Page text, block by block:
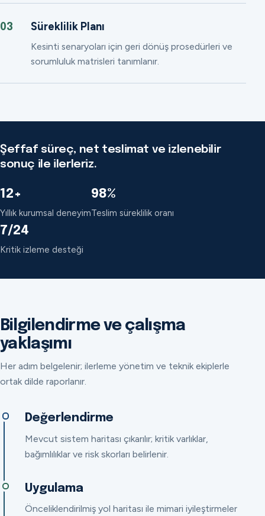
03 Süreklilik Planı
Kesinti senaryoları için geri dönüş prosedürleri ve
sorumluluk matrisleri tanımlanır.
Şeffaf süreç, net teslimat ve izlenebilir
sonuç ile ilerleriz.
12+
Yıllık kurumsal deneyim
98%
Teslim süreklilik oranı
7/24
Kritik izleme desteği
Bilgilendirme ve çalışma
yaklaşımı
Her adım belgelenir; ilerleme yönetim ve teknik ekiplerle
ortak dilde raporlanır.
Değerlendirme
Mevcut sistem haritası çıkarılır; kritik varlıklar,
bağımlılıklar ve risk skorları belirlenir.
Uygulama
Önceliklendirilmiş yol haritası ile mimari iyileştirmeler